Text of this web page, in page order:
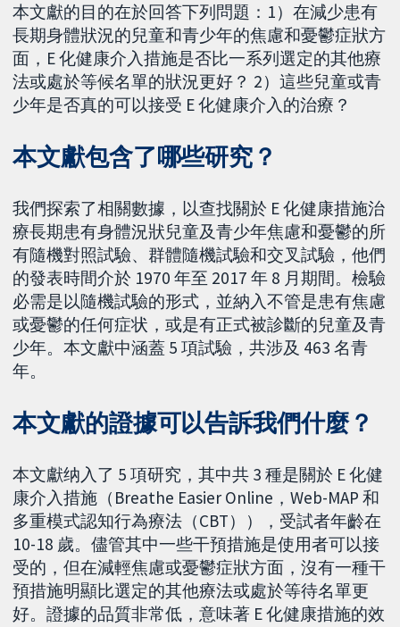
本文獻的目的在於回答下列問題：1）在減少患有
長期身體狀況的兒童和青少年的焦慮和憂鬱症狀方
面，E 化健康介入措施是否比一系列選定的其他療
法或處於等候名單的狀況更好？ 2）這些兒童或青
少年是否真的可以接受 E 化健康介入的治療？
本文獻包含了哪些研究？
我們探索了相關數據，以查找關於 E 化健康措施治
療長期患有身體況狀兒童及青少年焦慮和憂鬱的所
有隨機對照試驗、群體隨機試驗和交叉試驗，他們
的發表時間介於 1970 年至 2017 年 8 月期間。檢驗
必需是以隨機試驗的形式，並納入不管是患有焦慮
或憂鬱的任何症状，或是有正式被診斷的兒童及青
少年。本文獻中涵蓋 5 項試驗，共涉及 463 名青
年。
本文獻的證據可以告訴我們什麼？
本文獻纳入了 5 項研究，其中共 3 種是關於 E 化健
康介入措施（Breathe Easier Online，Web-MAP 和
多重模式認知行為療法（CBT）），受試者年齡在
10-18 歲。儘管其中一些干預措施是使用者可以接
受的，但在減輕焦慮或憂鬱症狀方面，沒有一種干
預措施明顯比選定的其他療法或處於等待名單更
好。證據的品質非常低，意味著 E 化健康措施的效